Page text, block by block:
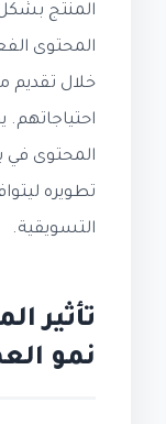
المنتج
المحتوى
خلال تقديم
المحتوى في
تطويره
التسويقية.
تأثير
نمو